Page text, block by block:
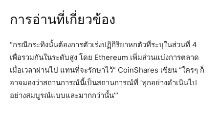
การอ่านที่เกี่ยวข้อง
“กรณีกระทิงนั้นต้องการตัวเร่งปฏิกิริยาหกตัวที่ระบุในส่วนที่ 4
เพื่อรวมกันในระดับสูง โดย Ethereum เพิ่มส่วนแบ่งการตลาด
เมื่อเวลาผ่านไป แทนที่จะรักษาไว้” CoinShares เขียน “ใครๆ ก็
อาจมองว่าสถานการณ์นี้เป็นสถานการณ์ที่ ‘ทุกอย่างดำเนินไป
อย่างสมบูรณ์แบบและมากกว่านั้น’”